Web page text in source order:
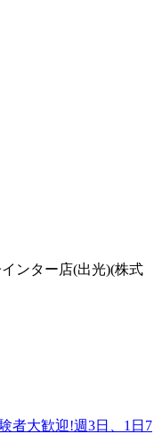
ンター店(出光)(株式
者大歓迎!週3日、1日7